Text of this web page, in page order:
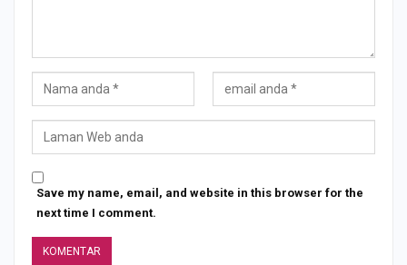
Save my name, email, and website in this browser for the
next time I comment.